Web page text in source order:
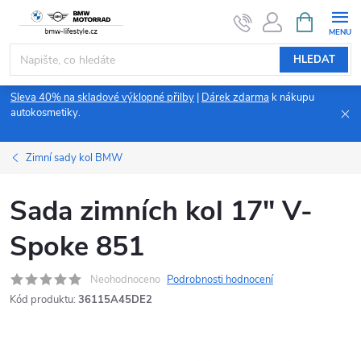
obsah
HLEDAT
NÁKUPNÍ
KOŠÍK
Sleva 40% na skladové výklopné přilby Dárek zdarma k nákupu
autokosmetiky.
Zimní sady kol BMW
Sada zimních kol 17" V-
Spoke 851
Neohodnoceno Podrobnosti hodnocení
Kód produktu: 36115A45DE2